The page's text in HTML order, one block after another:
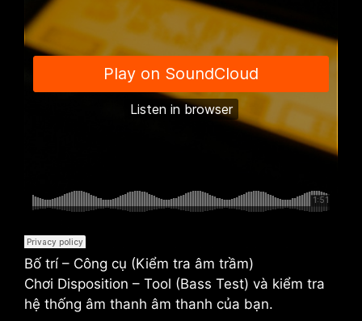
Bố trí – Công cụ (Kiểm tra âm trầm)
Chơi Disposition – Tool (Bass Test) và kiểm tra
hệ thống âm thanh âm thanh của bạn.